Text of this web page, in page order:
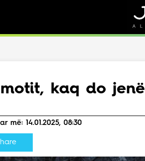
Puno me ne!
Live
kaq do jenë
më: 14.01.2025, 08:30